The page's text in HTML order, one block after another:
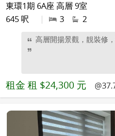
東環1期 6A座 高層 9室
645 呎
| 3 2
高層開揚景觀，靚裝修
租金 租 $24,300 元